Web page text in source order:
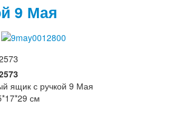
9 Мая
ящик с ручкой 9 Мая
см